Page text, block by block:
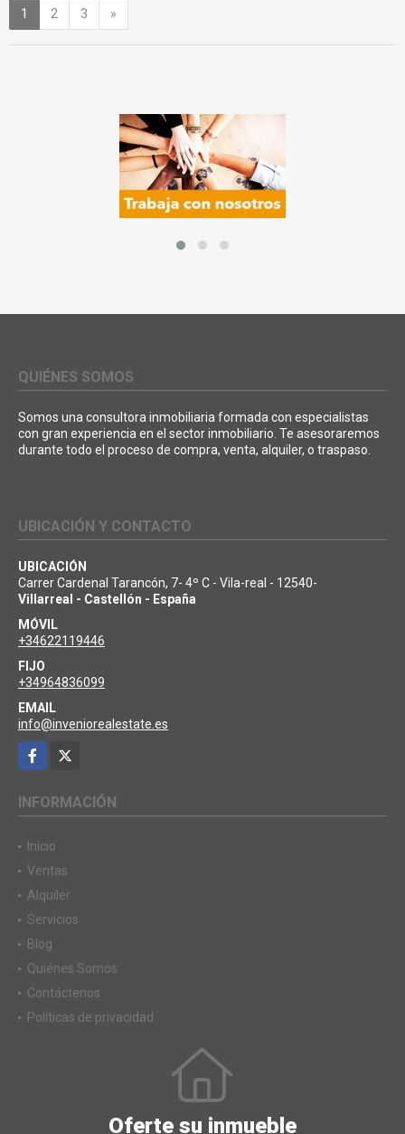
1 2 3 »
QUIÉNES SOMOS
Somos una consultora inmobiliaria formada con especialistas
con gran experiencia en el sector inmobiliario. Te asesoraremos
durante todo el proceso de compra, venta, alquiler, o traspaso.
UBICACIÓN Y CONTACTO
UBICACIÓN
Carrer Cardenal Tarancón, 7- 4º C - Vila-real - 12540-
Villarreal - Castellón - España
MÓVIL
+34622119446
FIJO
+34964836099
EMAIL
info@inveniorealestate.es
Facebook
INFORMACIÓN
Inicio
Ventas
Alquiler
Servicios
Blog
Quiénes Somos
Contáctenos
Políticas de privacidad
Oferte su inmueble